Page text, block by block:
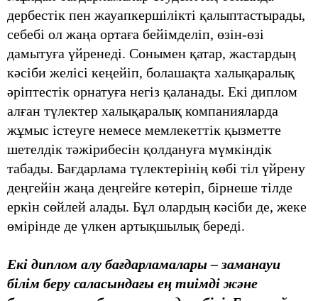
дербестік пен жауапкершілікті қалыптастырады,
себебі ол жаңа ортаға бейімделіп, өзін-өзі
дамытуға үйренеді. Сонымен қатар, жастардың
кәсіби желісі кеңейіп, болашақта халықаралық
әріптестік орнатуға негіз қаланады. Екі диплом
алған түлектер халықаралық компанияларда
жұмыс істеуге немесе мемлекеттік қызметте
шетелдік тәжірибесін қолдануға мүмкіндік
табады. Бағдарлама түлектерінің көбі тіл үйрену
деңгейін жаңа деңгейге көтеріп, бірнеше тілде
еркін сөйлей алады. Бұл олардың кәсіби де, жеке
өмірінде де үлкен артықшылық береді.
Екі диплом алу бағдарламалары – заманауи
білім беру саласындағы ең тиімді және